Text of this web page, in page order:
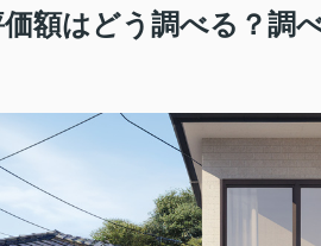
額はどう調べる？調